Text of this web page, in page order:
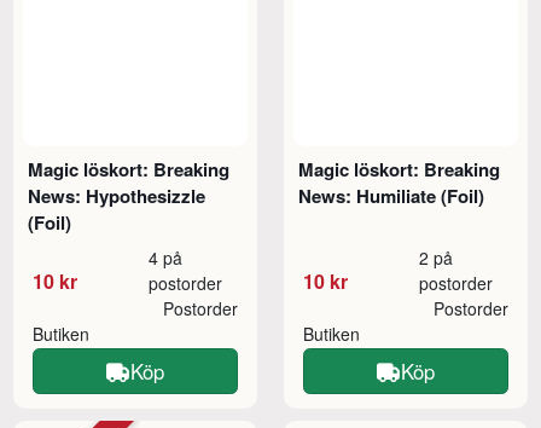
Magic löskort: Breaking
News: Hypothesizzle
(Foil)
10 kr
4 på
postorder
Butiken
Postorder
Köp
Magic löskort: Breaking
News: Humiliate (Foil)
10 kr
2 på
postorder
Butiken
Postorder
Köp